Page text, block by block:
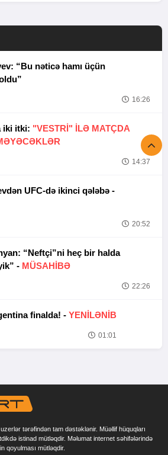
“Bu nəticə hamı üçün
16:26
iki itki: "VESTRİ" İLƏ MATÇDA
14:37
Tofiq Musayevdən UFC-də ikinci qələbə -
20:52
“Neftçi”ni heç bir halda
- MÜSAHİBƏ
22:26
finalda! - YENİLƏNİB
01:01
tərəfindən tam dəstəklənir. Müəllif hüquqları
istinad mütləqdir. Məlumat internet səhifələrində
qoyulması mütləqdir.